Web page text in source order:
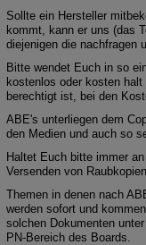
Sollte ein Hersteller
kommt, kann er uns (das
diejenigen die nachfragen
Bitte wendet Euch in so
kostenlos oder kosten
berechtigt ist, bei den
ABE's unterliegen dem
den Medien und auch so
Haltet Euch bitte immer
Versenden von
Themen in denen nach
werden sofort und
solchen Dokumenten
PN-Bereich des Boards.